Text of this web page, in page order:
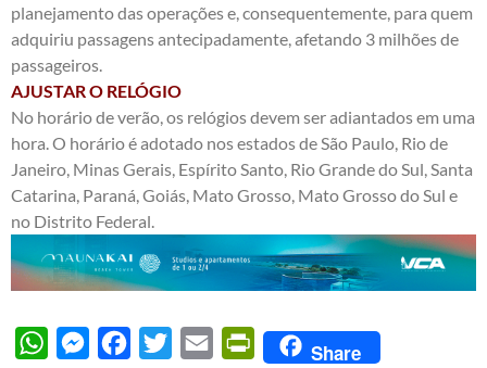
planejamento das operações e, consequentemente, para quem
adquiriu passagens antecipadamente, afetando 3 milhões de
passageiros.
AJUSTAR O RELÓGIO
No horário de verão, os relógios devem ser adiantados em uma
hora. O horário é adotado nos estados de São Paulo, Rio de
Janeiro, Minas Gerais, Espírito Santo, Rio Grande do Sul, Santa
Catarina, Paraná, Goiás, Mato Grosso, Mato Grosso do Sul e
no Distrito Federal.
WhatsAppMessengerFacebook
Twitter Email PrintFriendly
Share